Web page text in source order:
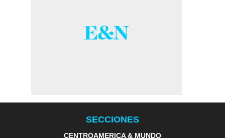
SECCIONES
CENTROAMERICA & MUNDO